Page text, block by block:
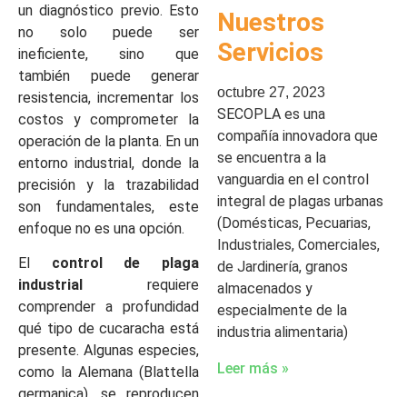
un diagnóstico previo. Esto
no solo puede ser
ineficiente, sino que
también puede generar
resistencia, incrementar los
costos y comprometer la
operación de la planta. En un
entorno industrial, donde la
precisión y la trazabilidad
son fundamentales, este
enfoque no es una opción.
El control de plaga
industrial requiere
comprender a profundidad
qué tipo de cucaracha está
presente. Algunas especies,
como la Alemana (Blattella
Nuestros
Servicios
octubre 27, 2023
SECOPLA es una
compañía innovadora que
se encuentra a la
vanguardia en el control
integral de plagas urbanas
(Domésticas, Pecuarias,
Industriales, Comerciales,
de Jardinería, granos
almacenados y
especialmente de la
industria alimentaria)
Leer más »